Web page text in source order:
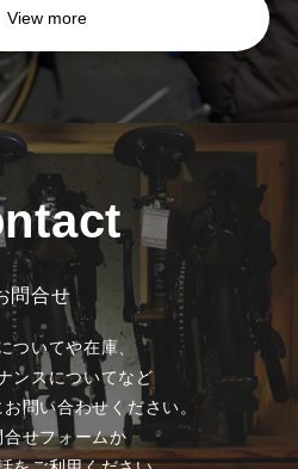
View more
問合せ
ついてや在庫、
ンスについてなど
問い合わせください。
せフォームか